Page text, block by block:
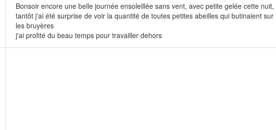
Bonsoir encore une belle journée ensoleillée sans vent, avec petite gelée cette nuit,
tantôt j'ai été surprise de voir la quantité de toutes petites abeilles qui butinaient sur
les bruyères
j'ai profité du beau temps pour travailler dehors